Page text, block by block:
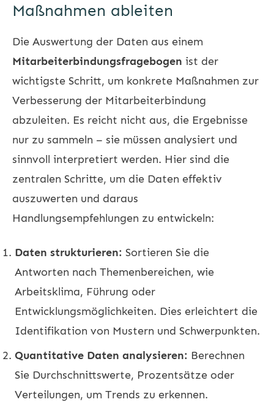
Maßnahmen ableiten
Die Auswertung der Daten aus einem
Mitarbeiterbindungsfragebogen ist der
wichtigste Schritt, um konkrete Maßnahmen zur
Verbesserung der Mitarbeiterbindung
abzuleiten. Es reicht nicht aus, die Ergebnisse
nur zu sammeln – sie müssen analysiert und
sinnvoll interpretiert werden. Hier sind die
zentralen Schritte, um die Daten effektiv
auszuwerten und daraus
Handlungsempfehlungen zu entwickeln:
Daten strukturieren: Sortieren Sie die
Antworten nach Themenbereichen, wie
Arbeitsklima, Führung oder
Entwicklungsmöglichkeiten. Dies erleichtert die
Identifikation von Mustern und Schwerpunkten.
Quantitative Daten analysieren: Berechnen
Sie Durchschnittswerte, Prozentsätze oder
Verteilungen, um Trends zu erkennen.